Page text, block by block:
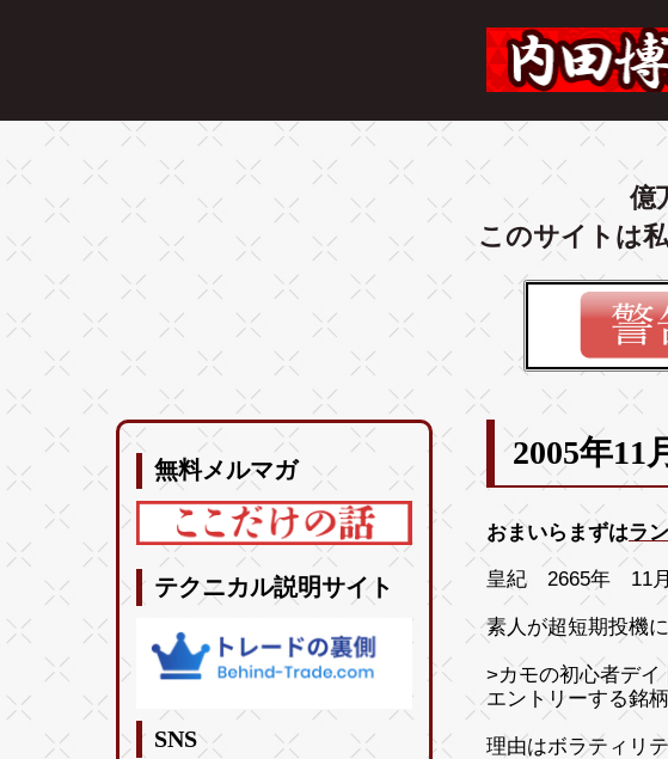
億
このサイトは
無料メルマガ
テクニカル説明サイト
SNS
2005年11
おまいらまずはラ
皇紀 2665年 11月
素人が超短期投機
>カモの初心者デ
エントリーする銘
理由はボラティリ